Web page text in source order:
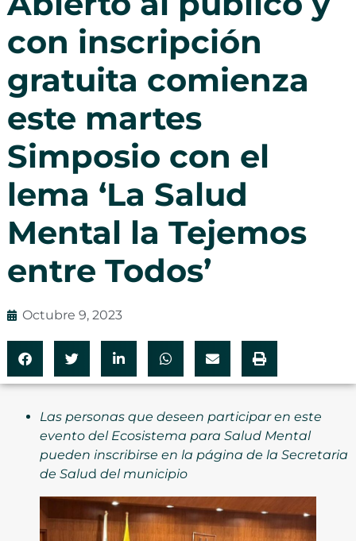
con inscripción
gratuita comienza
este martes
Simposio con el
lema ‘La Salud
Mental la Tejemos
entre Todos’
Octubre 9, 2023
Las personas que deseen participar en este
evento del Ecosistema para Salud Mental
pueden inscribirse en la página de la Secretaria
de Salud del municipio